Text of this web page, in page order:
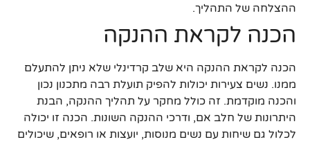
ההצלחה של התהליך.
הכנה לקראת ההנקה
הכנה לקראת ההנקה היא שלב קרדינלי שלא ניתן להתעלם
ממנו. נשים צעירות יכולות להפיק תועלת רבה מתכנון נכון
והכנה מוקדמת. זה כולל מחקר על תהליך ההנקה, הבנת
היתרונות של חלב אם, ודרכי ההנקה השונות. הכנה זו יכולה
לכלול גם שיחות עם נשים מנוסות, יועצות או רופאים, שיכולים